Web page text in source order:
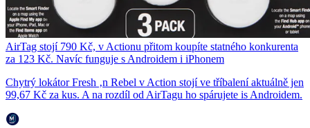
AirTag stojí 790 Kč, v Actionu přitom koupíte statného konkurenta
za 123 Kč. Navíc funguje s Androidem i iPhonem
Chytrý lokátor Fresh ‚n Rebel v Action stojí ve tříbalení aktuálně jen
99,67 Kč za kus. A na rozdíl od AirTagu ho spárujete is Androidem.